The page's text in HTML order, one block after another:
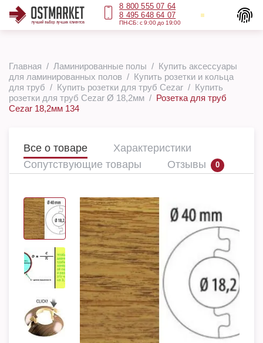
8 800 555 07 64
8 495 648 64 07
ПН-СБ: с 9:00 до 19:00
Главная Ламинированные полы
Купить аксессуары
для ламинированных полов
Купить розетки и кольца
для труб
Купить розетки для труб Cezar
Купить
розетки для труб Cezar Ø 18,2мм
Розетка для труб
Cezar 18,2мм 134
Все о товаре
Характеристики
Сопутствующие товары
Отзывы 0